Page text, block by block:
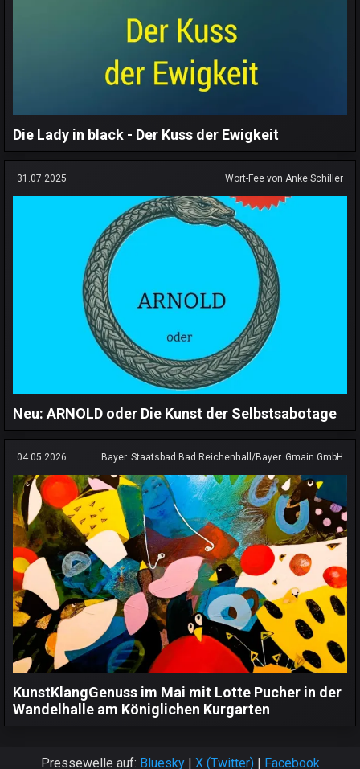
Die Lady in black - Der Kuss der Ewigkeit
31.07.2025 Wort-Fee von Anke Schiller
Neu: ARNOLD oder Die Kunst der Selbstsabotage
04.05.2026 Bayer. Staatsbad Bad Reichenhall/Bayer. Gmain GmbH
KunstKlangGenuss im Mai mit Lotte Pucher in der
Wandelhalle am Königlichen Kurgarten
Pressewelle auf: Bluesky| X (Twitter)| Facebook